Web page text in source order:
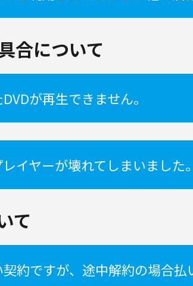
合について
が再生できません。
イヤーが壊れてしまいました。
て
約ですが、途中解約の場合払